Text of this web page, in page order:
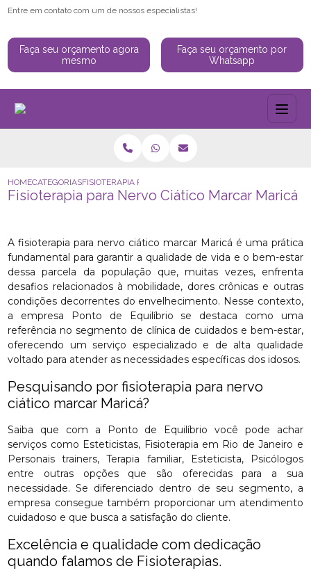
Entre em contato com um de nossos especialistas!
Faça seu orçamento agora
mesmo
Faça seu orçamento por
Whatsapp
HOMECATEGORIASFISIOTERAPIA PARA NERVO CIÁTICO MARCAR MARICÁ
Fisioterapia para Nervo Ciático Marcar Maricá
A fisioterapia para nervo ciático marcar Maricá é uma prática
fundamental para garantir a qualidade de vida e o bem-estar
dessa parcela da população que, muitas vezes, enfrenta
desafios relacionados à mobilidade, dores crônicas e outras
condições decorrentes do envelhecimento. Nesse contexto,
a empresa Ponto de Equilíbrio se destaca como uma
referência no segmento de clínica de cuidados e bem-estar,
oferecendo um serviço especializado e de alta qualidade
voltado para atender as necessidades específicas dos idosos.
Pesquisando por fisioterapia para nervo
ciático marcar Maricá?
Saiba que com a Ponto de Equilíbrio você pode achar
serviços como Esteticistas, Fisioterapia em Rio de Janeiro e
Personais trainers, Terapia familiar, Esteticista, Psicólogos
entre outras opções que são oferecidas para a sua
necessidade. Se diferenciado dentro de seu segmento, a
empresa consegue também proporcionar um atendimento
cuidadoso e que busca a satisfação do cliente.
Excelência e qualidade com dedicação
quando falamos de Fisioterapias.